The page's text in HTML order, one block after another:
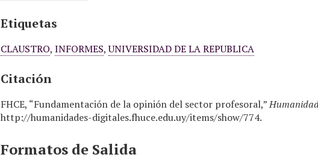
Etiquetas
CLAUSTRO,INFORMES,UNIVERSIDAD DE LA REPUBLICA
Citación
FHCE, “Fundamentación de la opinión del sector profesoral,”
http://humanidades-digitales.fhuce.edu.uy/items/show/774.
Formatos de Salida